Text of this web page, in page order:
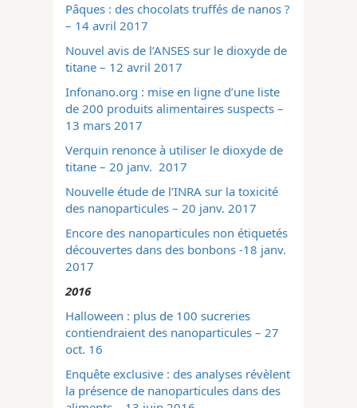
Pâques : des chocolats truffés de nanos ?
– 14 avril 2017
Nouvel avis de l’ANSES sur le dioxyde de
titane – 12 avril 2017
Infonano.org : mise en ligne d’une liste
de 200 produits alimentaires suspects –
13 mars 2017
Verquin renonce à utiliser le dioxyde de
titane – 20 janv. 2017
Nouvelle étude de l’INRA sur la toxicité
des nanoparticules – 20 janv. 2017
Encore des nanoparticules non étiquetés
découvertes dans des bonbons -18 janv.
2017
2016
Halloween : plus de 100 sucreries
contiendraient des nanoparticules – 27
oct. 16
Enquête exclusive : des analyses révèlent
la présence de nanoparticules dans des